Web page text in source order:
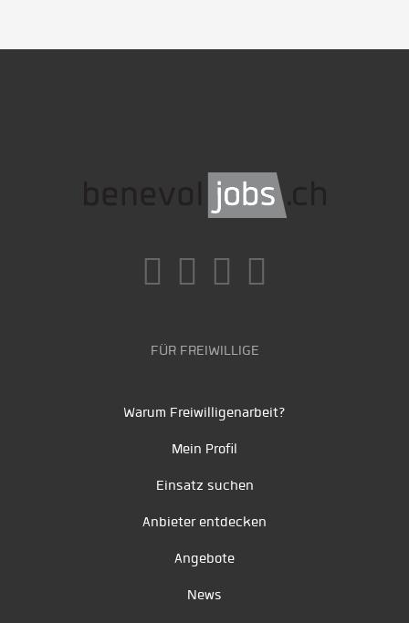
FÜR FREIWILLIGE
Warum Freiwilligenarbeit?
Mein Profil
Einsatz suchen
Anbieter entdecken
Angebote
News